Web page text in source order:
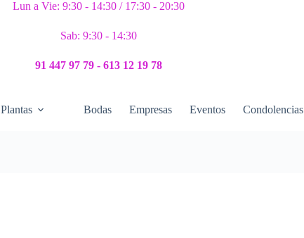
Lun a Vie: 9:30 - 14:30 / 17:30 - 20:30
Sab: 9:30 - 14:30
91 447 97 79 - 613 12 19 78
Plantas Bodas Empresas Eventos Condolencias